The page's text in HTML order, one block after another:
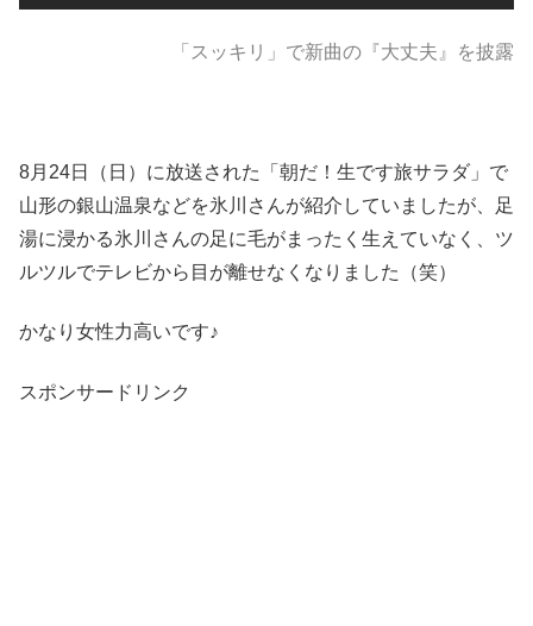
「スッキリ」で新曲の『大丈夫』を披露
8月24日（日）に放送された「朝だ！生です旅サラダ」で
山形の銀山温泉などを氷川さんが紹介していましたが、足
湯に浸かる氷川さんの足に毛がまったく生えていなく、ツ
ルツルでテレビから目が離せなくなりました（笑）
かなり女性力高いです♪
スポンサードリンク